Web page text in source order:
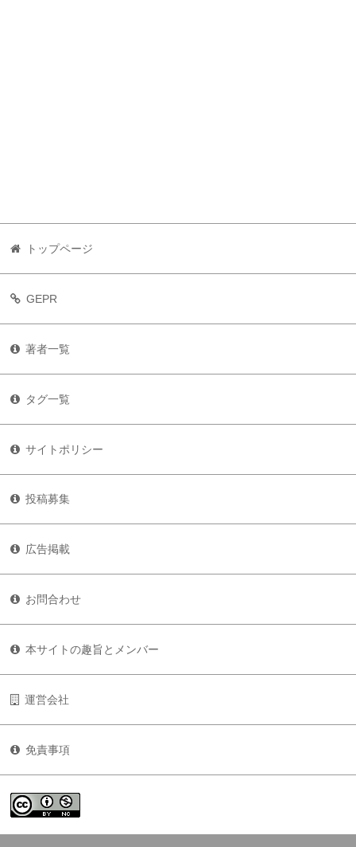
トップページ
GEPR
著者一覧
タグ一覧
サイトポリシー
投稿募集
広告掲載
お問合わせ
本サイトの趣旨とメンバー
運営会社
免責事項